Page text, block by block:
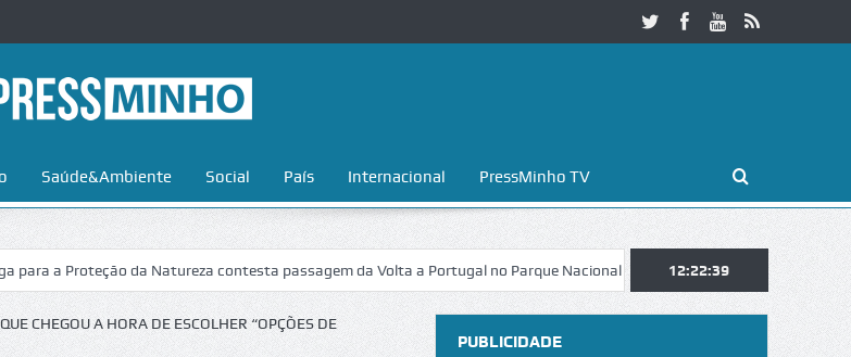
Saúde&Ambiente Social País Internacional PressMinho TV
contesta passagem da Volta a Portugal no Parque Nacional da Peneda-Gerês Esposende. Galaicofolia atrai
12:22:41
CHEGOU A HORA DE ESCOLHER “OPÇÕES DE
PUBLICIDADE